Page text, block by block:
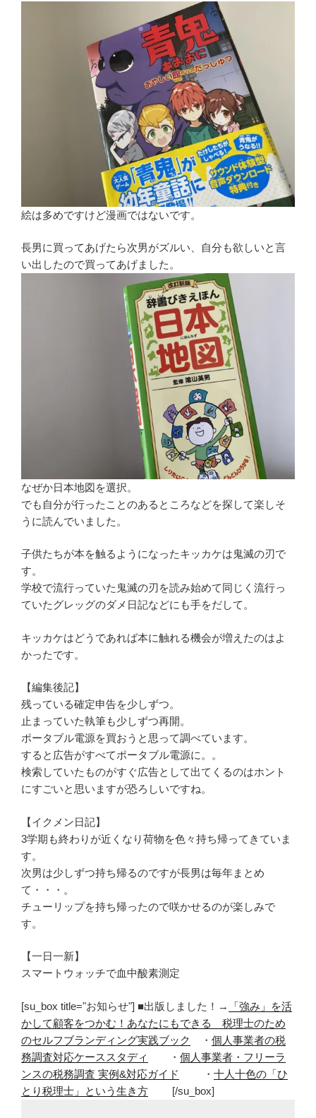
絵は多めですけど漫画ではないです。
長男に買ってあげたら次男がズルい、自分も欲しいと言
い出したので買ってあげました。
なぜか日本地図を選択。
でも自分が行ったことのあるところなどを探して楽しそ
うに読んでいました。
子供たちが本を触るようになったキッカケは鬼滅の刃で
す。
学校で流行っていた鬼滅の刃を読み始めて同じく流行っ
ていたグレッグのダメ日記などにも手をだして。
キッカケはどうであれば本に触れる機会が増えたのはよ
かったです。
【編集後記】
残っている確定申告を少しずつ。
止まっていた執筆も少しずつ再開。
ポータブル電源を買おうと思って調べています。
すると広告がすべてポータブル電源に。。
検索していたものがすぐ広告として出てくるのはホント
にすごいと思いますが恐ろしいですね。
【イクメン日記】
3学期も終わりが近くなり荷物を色々持ち帰ってきていま
す。
次男は少しずつ持ち帰るのですが長男は毎年まとめ
て・・・。
チューリップを持ち帰ったので咲かせるのが楽しみで
す。
【一日一新】
スマートウォッチで血中酸素測定
[su_box title="お知らせ"] ■出版しました！→
「強み」を活
かして顧客をつかむ！あなたにもできる 税理士のため
のセルフブランディング実践ブック
・ 個人事業者の税
務調査対応ケーススタディ
・ 個人事業者・フリーラ
ンスの税務調査 実例&対応ガイド
・ 十人十色の「ひ
とり税理士」という生き方 [/su_box]